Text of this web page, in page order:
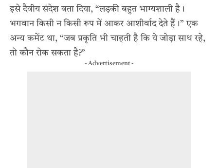
इसे दैवीय संदेश बता दिया, “लड़की बहुत भाग्यशाली है।
भगवान किसी न किसी रूप में आकर आशीर्वाद देते हैं।” एक
अन्य कमेंट था, “जब प्रकृति भी चाहती है कि ये जोड़ा साथ रहे,
तो कौन रोक सकता है?”
- Advertisement -